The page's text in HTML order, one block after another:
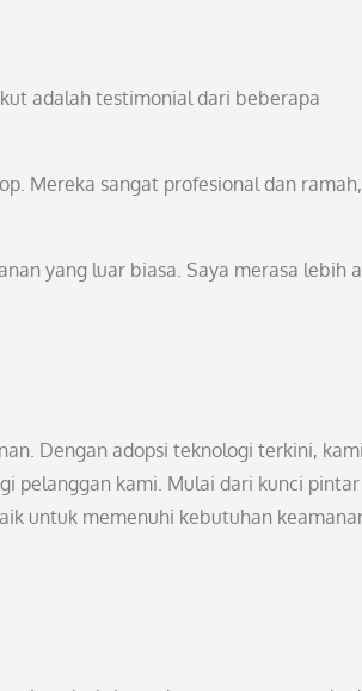
adalah testimonial dari beberapa
Mereka sangat profesional dan ramah,
yang luar biasa. Saya merasa lebih
Dengan adopsi teknologi terkini, kami
pelanggan kami. Mulai dari kunci pintar
untuk memenuhi kebutuhan